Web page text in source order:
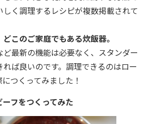
く調理するレシピが複数掲載されて
このご家庭でもある炊飯器。
最新の機能は必要なく、スタンダー
れば良いのです。調理できるのはロー
つくってみました！
フをつくってみた